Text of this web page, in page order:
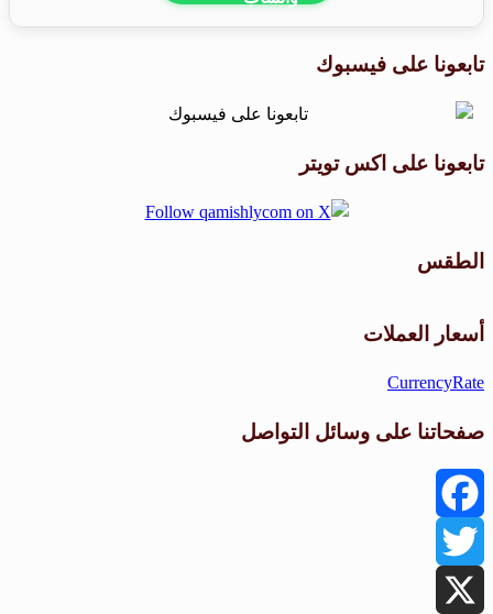
تابعونا على فيسبوك
تابعونا على اكس تويتر
الطقس
أسعار العملات
CurrencyRate
صفحاتنا على وسائل التواصل
Facebook
Twitter